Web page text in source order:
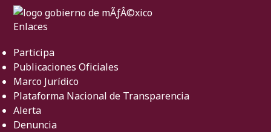
Enlaces
Participa
Publicaciones Oficiales
Marco Jurídico
Plataforma Nacional de Transparencia
Alerta
Denuncia